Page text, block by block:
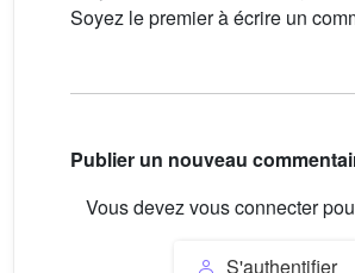
Soyez le premier à écrire un
Publier un nouveau
Vous devez vous connecter
S'authentifier